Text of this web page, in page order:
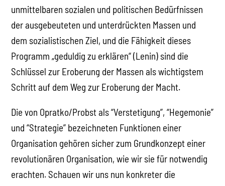
unmittelbaren sozialen und politischen Bedürfnissen
der ausgebeuteten und unterdrückten Massen und
dem sozialistischen Ziel, und die Fähigkeit dieses
Programm „geduldig zu erklären“ (Lenin) sind die
Schlüssel zur Eroberung der Massen als wichtigstem
Schritt auf dem Weg zur Eroberung der Macht.
Die von Opratko/Probst als “Verstetigung”, “Hegemonie”
und “Strategie” bezeichneten Funktionen einer
Organisation gehören sicher zum Grundkonzept einer
revolutionären Organisation, wie wir sie für notwendig
erachten. Schauen wir uns nun konkreter die